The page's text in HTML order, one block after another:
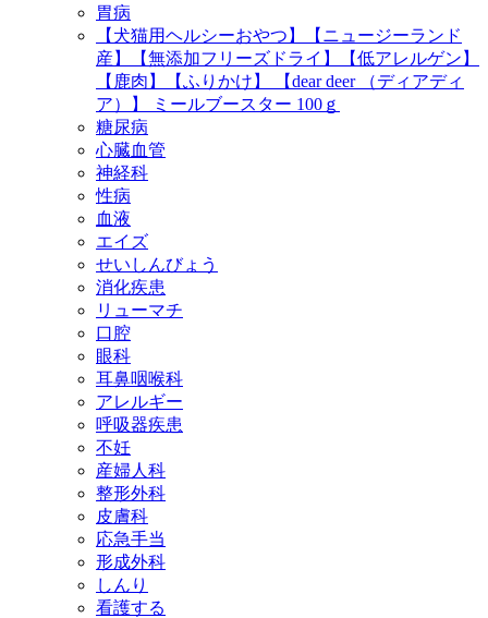
胃病
【犬猫用ヘルシーおやつ】【ニュージーランド
産】【無添加フリーズドライ】【低アレルゲン】
【鹿肉】【ふりかけ】 【dear deer （ディアディ
ア）】 ミールブースター 100ｇ
糖尿病
心臓血管
神経科
性病
血液
エイズ
せいしんびょう
消化疾患
リューマチ
口腔
眼科
耳鼻咽喉科
アレルギー
呼吸器疾患
不妊
産婦人科
整形外科
皮膚科
応急手当
形成外科
しんり
看護する